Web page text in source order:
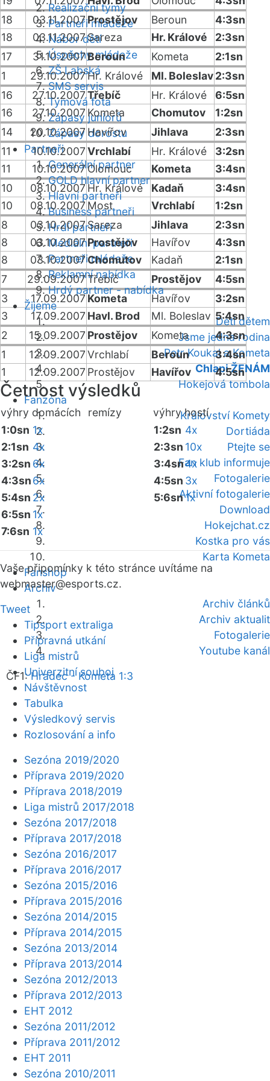
Realizační týmy
Partneři mládeže
Nábor dětí
Úspěchy mládeže
ZŠ Labská
SMS servis
Týmová fota
Zápasy juniorů
Zápasy dorostu
Partneři
Generální partner
GOLD hlavní partner
Hlavní partneři
Business partneři
Hrdí partneři
Mediální partneři
Partneři mládeže
Reklamní nabídka
Hrdý partner - nabídka
Žijeme
Děti dětem
Jsme jedna rodina
Petr Koukal a Kometa
Chlapi ŽENÁM
Hokejová tombola
Fanzóna
Království Komety
Dortiáda
Ptejte se
Fan klub informuje
Fotogalerie
Aktivní fotogalerie
Download
Hokejchat.cz
Kostka pro vás
Karta Kometa
Fanshop
Archiv
Archiv článků
Archiv aktualit
Fotogalerie
Youtube kanál
ČF1:Hradec - Kometa 1:3
18
03.11.2007Prostějov Beroun
4:3sn
18
03.11.2007Sareza Hr. Králové
2:3sn
17
31.10.2007Beroun Kometa
2:1sn
1
29.10.2007Hr. Králové Ml. Boleslav2:3sn
16
27.10.2007Třebíč Hr. Králové
6:5sn
16
27.10.2007 Kometa Chomutov
1:2sn
14
20.10.2007 Havířov Jihlava
2:3sn
11
10.10.2007Vrchlabí Hr. Králové
3:2sn
11
10.10.2007Olomouc Kometa
3:4sn
10
08.10.2007Hr. Králové Kadaň
3:4sn
10
08.10.2007 Most Vrchlabí
1:2sn
8
03.10.2007Sareza Jihlava
2:3sn
8
03.10.2007Prostějov Havířov
4:3sn
8
03.10.2007Chomutov Kadaň
2:1sn
7
29.09.2007Třebíč Prostějov
4:5sn
3
17.09.2007Kometa Havířov
3:2sn
3
17.09.2007 Havl. Brod Ml. Boleslav 5:4sn
2
15.09.2007 Prostějov Kometa
4:3sn
1
12.09.2007Vrchlabí Beroun
3:4sn
1
12.09.2007 Prostějov Havířov 4:5sn
Četnost výsledků
výhry domácích remízy výhry hostí
1:0sn 1x
2:1sn 4x
3:2sn 6x
4:3sn6x
5:4sn 2x
6:5sn 1x
7:6sn 1x
1:2sn 4x
2:3sn 10x
3:4sn4x
4:5sn 3x
5:6sn1x
Vaše připomínky k této stránce uvítáme na
webmaster@esports.cz.
Tweet
Tipsport extraliga
Přípravná utkání
Liga mistrů
Univerzitní souboj
Návštěvnost
Tabulka
Výsledkový servis
Rozlosování a info
Sezóna 2019/2020
Příprava 2019/2020
Příprava 2018/2019
Liga mistrů 2017/2018
Sezóna 2017/2018
Příprava 2017/2018
Sezóna 2016/2017
Příprava 2016/2017
Sezóna 2015/2016
Příprava 2015/2016
Sezóna 2014/2015
Příprava 2014/2015
Sezóna 2013/2014
Příprava 2013/2014
Sezóna 2012/2013
Příprava 2012/2013
EHT 2012
Sezóna 2011/2012
Příprava 2011/2012
EHT 2011
Sezóna 2010/2011